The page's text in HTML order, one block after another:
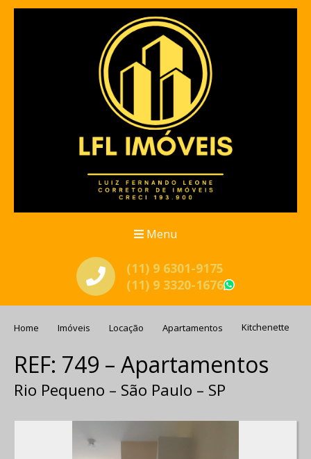
Menu
(11) 9 6301-9175
(11) 9 3320-1676
Home Imóveis Locação Apartamentos Kitchenette
REF: 749 – Apartamentos
Rio Pequeno – São Paulo – SP